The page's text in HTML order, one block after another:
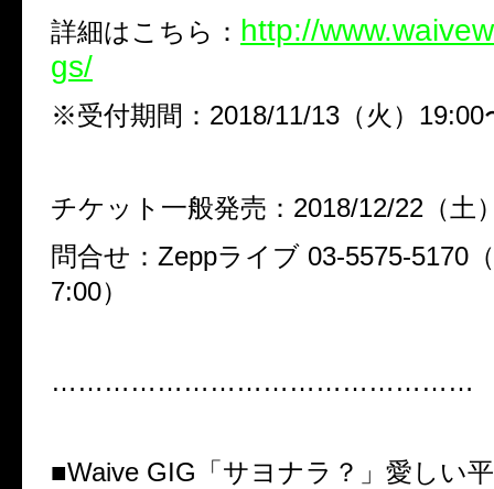
詳細はこちら： http://
gs/
※受付期間：2018/11/13（火）19:00
チケット一般発売：2018/12/22（土
問合せ：Zeppライブ 03-5575-5170
7:00）
…………………………………………
■Waive GIG 「サヨナラ？」愛しい